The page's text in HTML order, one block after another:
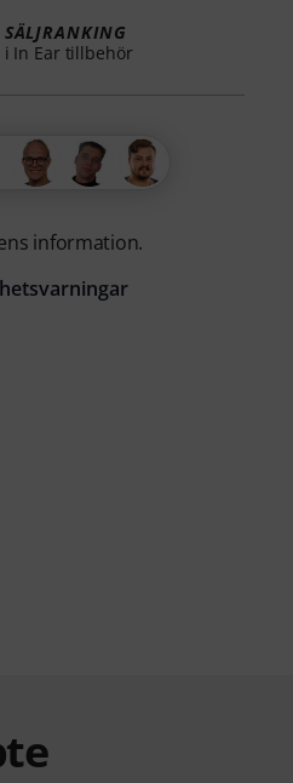
SÄLJRANKING
i In Ear tillbehör
information.